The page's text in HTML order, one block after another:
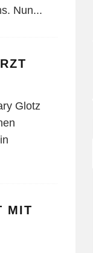
Nun...
Glotz
MIT